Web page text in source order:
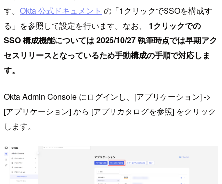
す。 Okta 公式ドキュメント の「1クリックでSSOを構成す
る」を参照して設定を行います。なお、 1クリックでの
SSO 構成機能については 2025/10/27 執筆時点では早期アク
セスリリースとなっているため手動構成の手順で対応しま
す。
Okta Admin Console にログインし、[アプリケーション] ->
[アプリケーション] から [アプリカタログを参照] をクリック
します。